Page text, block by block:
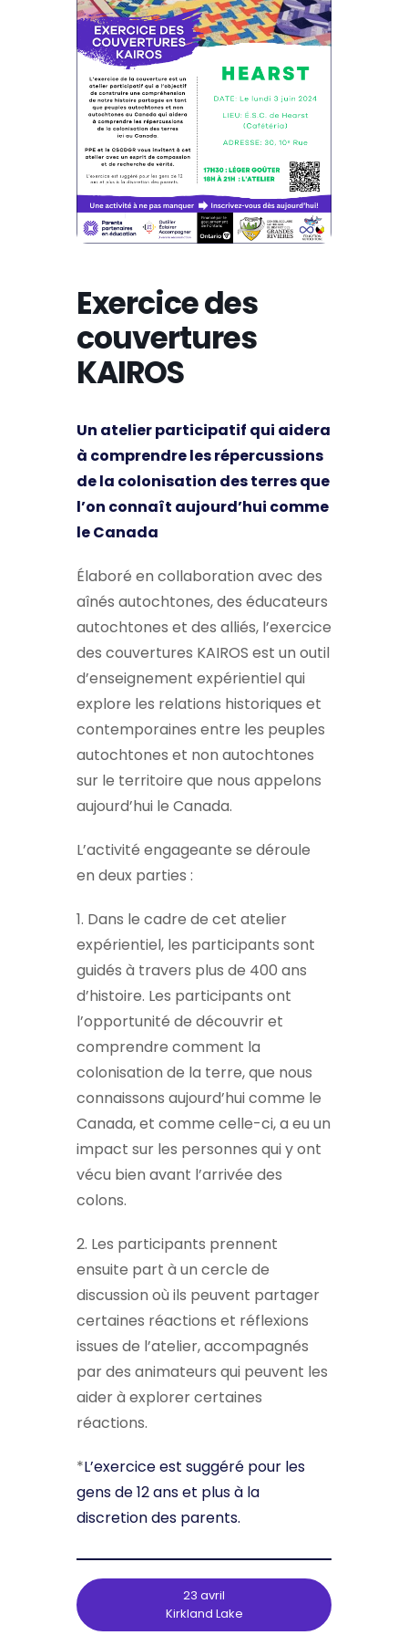
Exercice des
couvertures
KAIROS
Un atelier participatif qui aidera
à comprendre les répercussions
de la colonisation des terres que
l’on connaît aujourd’hui comme
le Canada
Élaboré en collaboration avec des
aînés autochtones, des éducateurs
autochtones et des alliés, l’exercice
des couvertures KAIROS est un outil
d’enseignement expérientiel qui
explore les relations historiques et
contemporaines entre les peuples
autochtones et non autochtones
sur le territoire que nous appelons
aujourd’hui le Canada.
L’activité engageante se déroule
en deux parties :
1. Dans le cadre de cet atelier
expérientiel, les participants sont
guidés à travers plus de 400 ans
d’histoire. Les participants ont
l’opportunité de découvrir et
comprendre comment la
colonisation de la terre, que nous
connaissons aujourd’hui comme le
Canada, et comme celle-ci, a eu un
impact sur les personnes qui y ont
vécu bien avant l’arrivée des
colons.
2. Les participants prennent
ensuite part à un cercle de
discussion où ils peuvent partager
certaines réactions et réflexions
issues de l’atelier, accompagnés
par des animateurs qui peuvent les
aider à explorer certaines
réactions.
*L’exercice est suggéré pour les
gens de 12 ans et plus à la
discretion des parents.
23 avril
Kirkland Lake